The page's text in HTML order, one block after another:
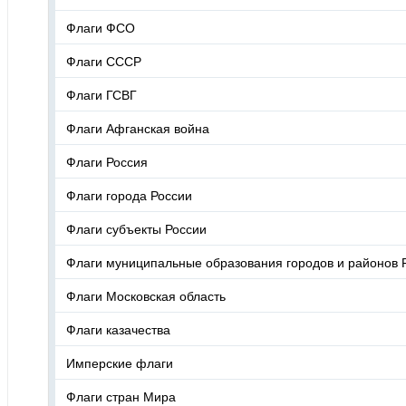
Флаги ФСО
Флаги СССР
Флаги ГСВГ
Флаги Афганская война
Флаги Россия
Флаги города России
Флаги субъекты России
Флаги муниципальные образования городов и районов
Флаги Московская область
Флаги казачества
Имперские флаги
Флаги стран Мира